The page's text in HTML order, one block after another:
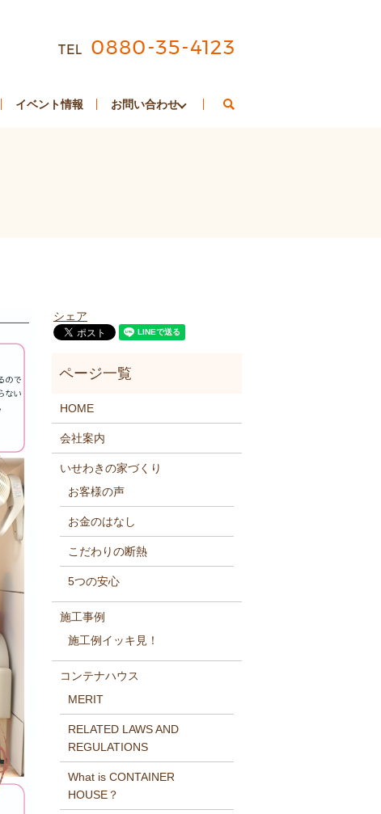
イベント情報 お問い合わせ
シェア
HOME
会社案内
いせわきの家づくり
お客様の声
お金のはなし
こだわりの断熱
5つの安心
施工事例
施工例イッキ見！
コンテナハウス
MERIT
RELATED LAWS AND
REGULATIONS
What is CONTAINER
HOUSE？